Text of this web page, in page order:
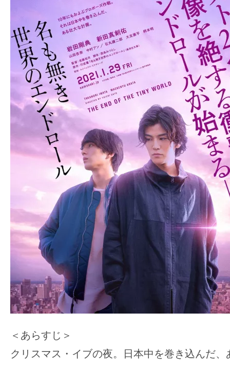
＜あらすじ＞
クリスマス・イブの夜。日本中を巻き込んだ